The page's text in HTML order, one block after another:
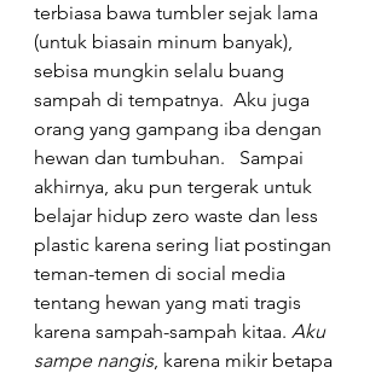
terbiasa bawa tumbler sejak lama
(untuk biasain minum banyak),
sebisa mungkin selalu buang
sampah di tempatnya.  Aku juga
orang yang gampang iba dengan
hewan dan tumbuhan.   Sampai
akhirnya, aku pun tergerak untuk
belajar hidup zero waste dan less
plastic karena sering liat postingan
teman-temen di social media
tentang hewan yang mati tragis
karena sampah-sampah kitaa. Aku
sampe nangis, karena mikir betapa